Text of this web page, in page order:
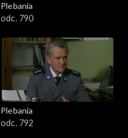
Plebania
odc. 790
Plebania
odc. 792